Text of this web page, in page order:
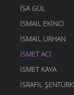
ISA GÜL
ISMAIL EKINCI
İSMAIL URHAN
İSMET ACI
ISMET KAYA
İSRAFIL ŞENTÜRK